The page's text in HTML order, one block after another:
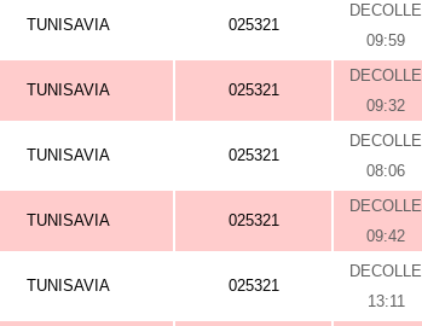
TUNISAVIA 025321
DECOLLE
09:59
TUNISAVIA 025321
DECOLLE
09:32
TUNISAVIA 025321
DECOLLE
08:06
TUNISAVIA 025321
DECOLLE
09:42
TUNISAVIA 025321
DECOLLE
13:11